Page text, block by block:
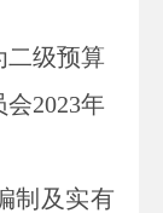
二级预算
会2023年
制及实有